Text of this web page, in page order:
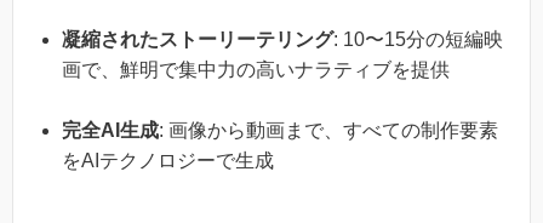
凝縮されたストーリーテリング: 10〜15分の短編映
画で、鮮明で集中力の高いナラティブを提供
完全AI生成: 画像から動画まで、すべての制作要素
をAIテクノロジーで生成